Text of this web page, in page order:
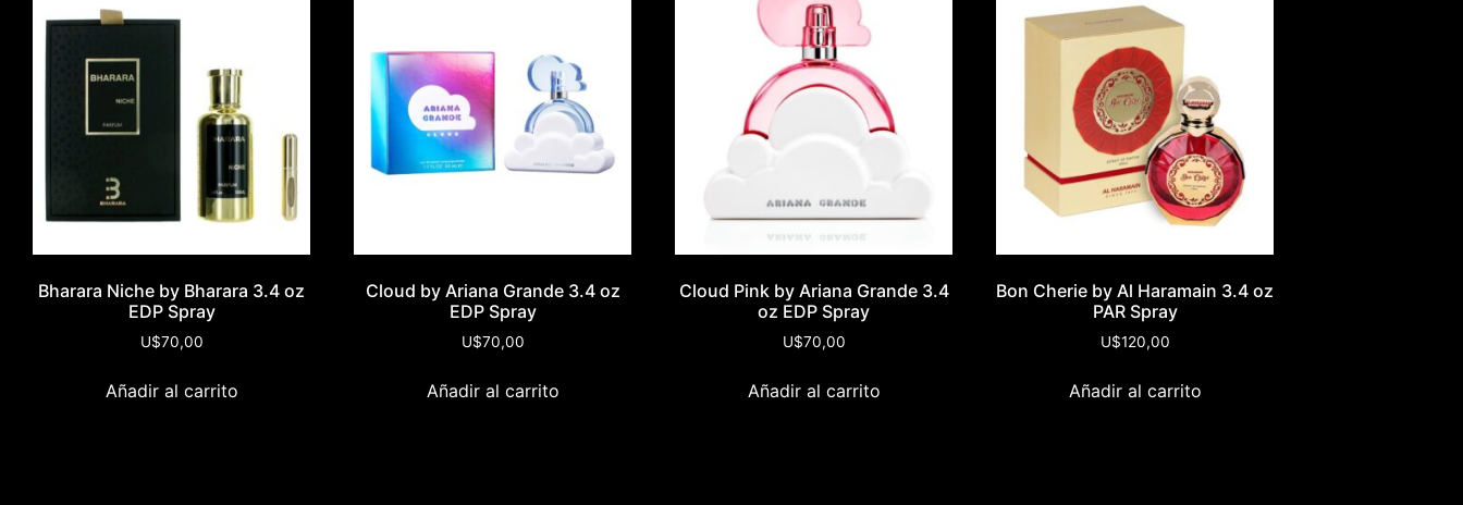
Bharara Niche by Bharara 3.4 oz
EDP Spray
U$70,00
Añadir al carrito
Cloud by Ariana Grande 3.4 oz
EDP Spray
U$70,00
Añadir al carrito
Cloud Pink by Ariana Grande 3.4
oz EDP Spray
U$70,00
Añadir al carrito
Bon Cherie by Al Haramain 3.4 oz
PAR Spray
U$120,00
Añadir al carrito